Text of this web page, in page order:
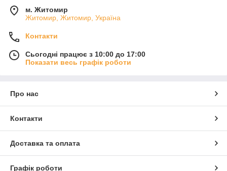
м. Житомир
Житомир, Житомир, Україна
Контакти
Сьогодні працює з 10:00 до 17:00
Показати весь графік роботи
Про нас
Контакти
Доставка та оплата
Графік роботи